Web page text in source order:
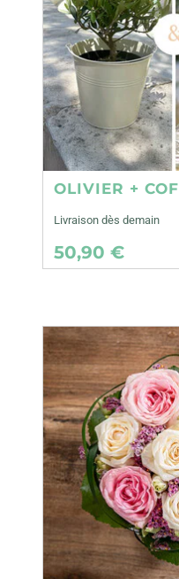
OLIVIER +
Livraison dès demain
50,90 €